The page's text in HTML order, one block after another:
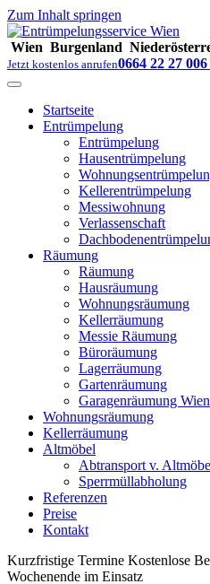
Zum Inhalt springen
Wien Burgenland
Jetzt kostenlos anrufen0664 22 27 006
Startseite
Entrümpelung
Entrümpelung
Hausentrümpelung
Kellerentrümpelung
Messiwohnung
Verlassenschaft
Räumung
Räumung
Hausräumung
Wohnungsräumung
Kellerräumung
Messie Räumung
Büroräumung
Lagerräumung
Gartenräumung
Garagenräumung Wien
Wohnungsräumung
Kellerräumung
Altmöbel
Abtransport v.
Sperrmüllabholung
Referenzen
Preise
Kontakt
Kurzfristige Termine Kostenlose
Wochenende im Einsatz